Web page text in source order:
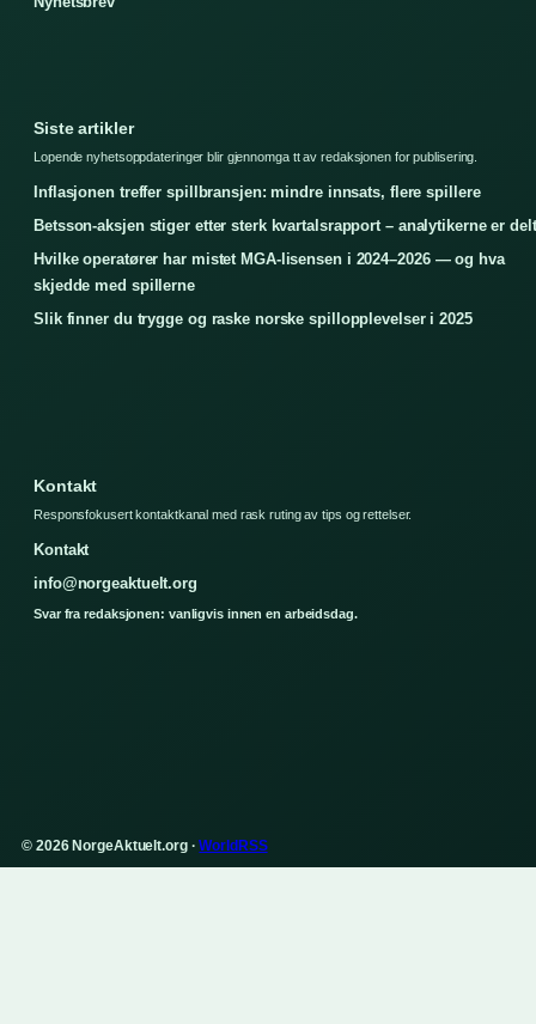
Siste artikler
Lopende nyhetsoppdateringer blir gjennomga tt av redaksjonen for publisering.
Inflasjonen treffer spillbransjen: mindre innsats, flere spillere
Betsson-aksjen stiger etter sterk kvartalsrapport – analytikerne er delt
Hvilke operatører har mistet MGA-lisensen i 2024–2026 — og hva
skjedde med spillerne
Slik finner du trygge og raske norske spillopplevelser i 2025
Kontakt
Responsfokusert kontaktkanal med rask ruting av tips og rettelser.
Kontakt
info@norgeaktuelt.org
Svar fra redaksjonen: vanligvis innen en arbeidsdag.
© 2026 NorgeAktuelt.org ·WorldRSS